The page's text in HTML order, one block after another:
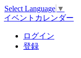
Select Language ▼
イベントカレンダー
ログイン
登録